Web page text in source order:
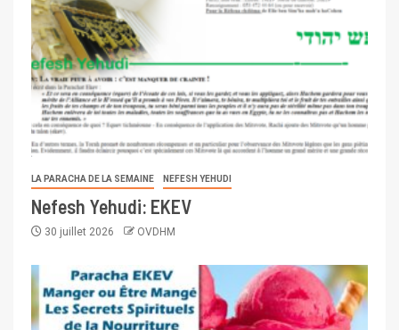
LA PARACHA DE LA SEMAINE NEFESH YEHUDI
Nefesh Yehudi: EKEV
30 juillet 2026 OVDHM